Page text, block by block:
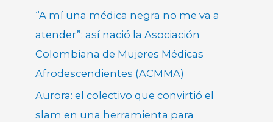
“A mí una médica negra no me va a
atender”: así nació la Asociación
Colombiana de Mujeres Médicas
Afrodescendientes (ACMMA)
Aurora: el colectivo que convirtió el
slam en una herramienta para